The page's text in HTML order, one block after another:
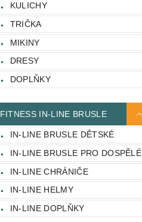
KULICHY
TRIČKA
MIKINY
DRESY
DOPLŇKY
FITNESS IN-LINE BRUSLE
IN-LINE BRUSLE DĚTSKÉ
IN-LINE BRUSLE PRO DOSPĚLÉ
IN-LINE CHRÁNIČE
IN-LINE HELMY
IN-LINE DOPLŇKY